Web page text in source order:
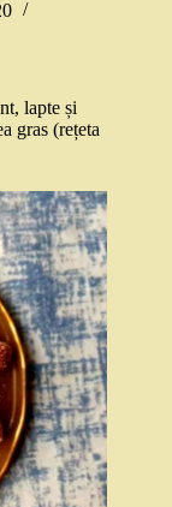
lapte și
gras (rețeta